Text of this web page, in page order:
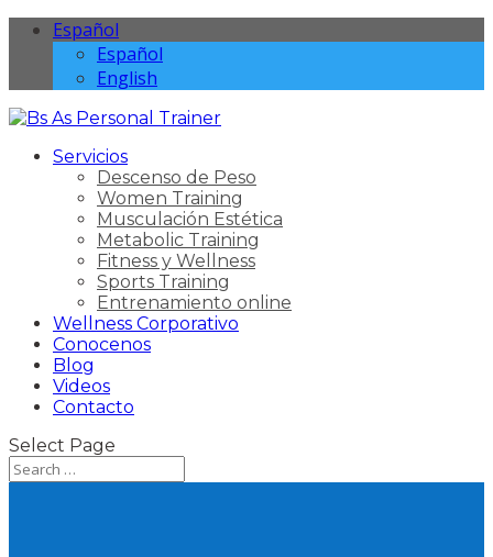
Español
Español
English
Servicios
Descenso de Peso
Women Training
Musculación Estética
Metabolic Training
Fitness y Wellness
Sports Training
Entrenamiento online
Wellness Corporativo
Conocenos
Blog
Videos
Contacto
Select Page